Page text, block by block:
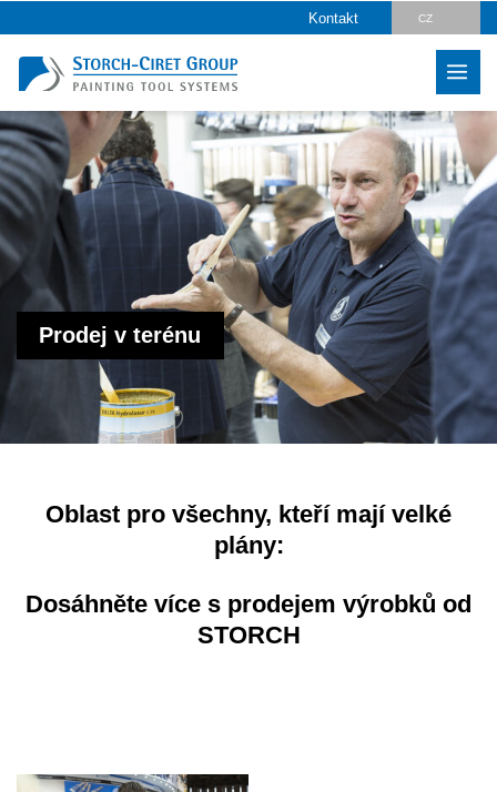
Kontakt CZ
Prodej v terénu
Oblast pro všechny, kteří mají velké
plány:
Dosáhněte více s prodejem výrobků od
STORCH